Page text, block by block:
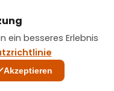
Flansch-, Winkel-
es eine breite
bis 10 Zoll. Es
Betrieb mit 9V DC
ein besseres Erlebnis
Akzeptieren